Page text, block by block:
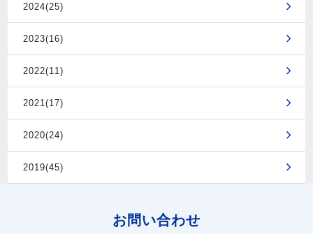
2024(25)
2023(16)
2022(11)
2021(17)
2020(24)
2019(45)
お問い合わせ